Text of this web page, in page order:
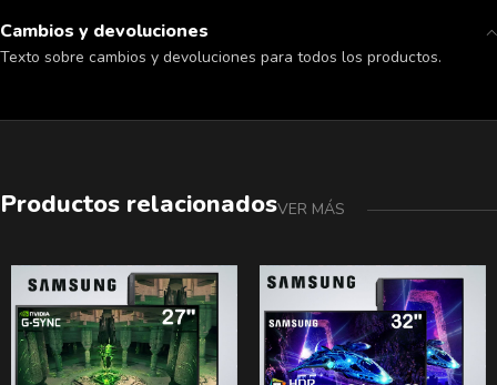
Cambios y devoluciones
Texto sobre cambios y devoluciones para todos los productos.
Productos relacionadosVER MÁS